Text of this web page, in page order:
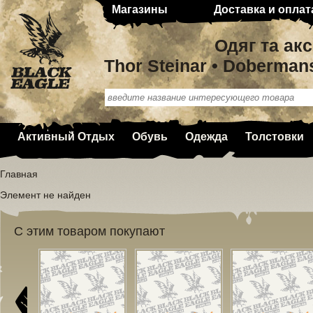
Магазины Доставка и
Одяг та
Thor Steinar •
Активный Отдых Обувь Одежда Толстовки
Главная
Элемент не найден
С этим товаром покупают